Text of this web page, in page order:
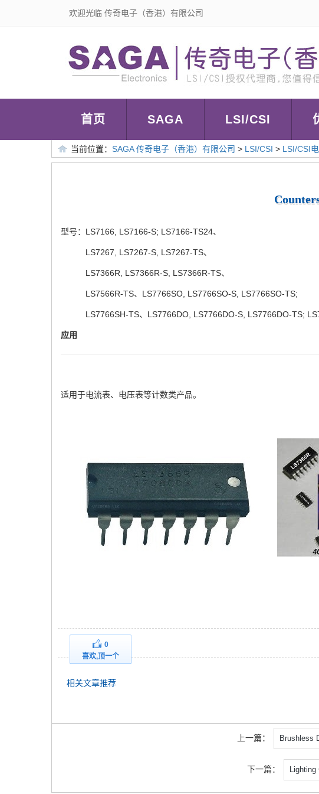
欢迎光临 传奇电子（香港）有限公司
首页 SAGA LSI/CSI
当前位置： SAGA 传奇电子（香港）有限公司 > LSI/CSI > LSI/CSI
型号： LS7166, LS7166-S; LS7166-TS24、
LS7267, LS7267-S, LS7267-TS、
LS7366R, LS7366R-S, LS7366R-TS、
LS7566R-TS、 LS7766SO, LS7766SO-S, LS7766SO-TS;
LS7766SH-TS、 LS7766DO, LS7766DO-S, LS7766DO-TS;
应用
适用于电流表、电压表等计数类产品。
0
喜欢,顶一个
相关文章推荐
上一篇： Brushless
下一篇： Lighting